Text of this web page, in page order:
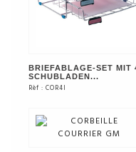
SIEHE DAS PRODUKT
BRIEFABLAGE-SET MIT
SCHUBLADEN...
Rèf : COR4I